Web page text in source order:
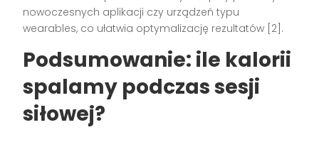
nowoczesnych aplikacji czy urządzeń typu
wearables, co ułatwia optymalizację rezultatów [2].
Podsumowanie: ile kalorii
spalamy podczas sesji
siłowej?